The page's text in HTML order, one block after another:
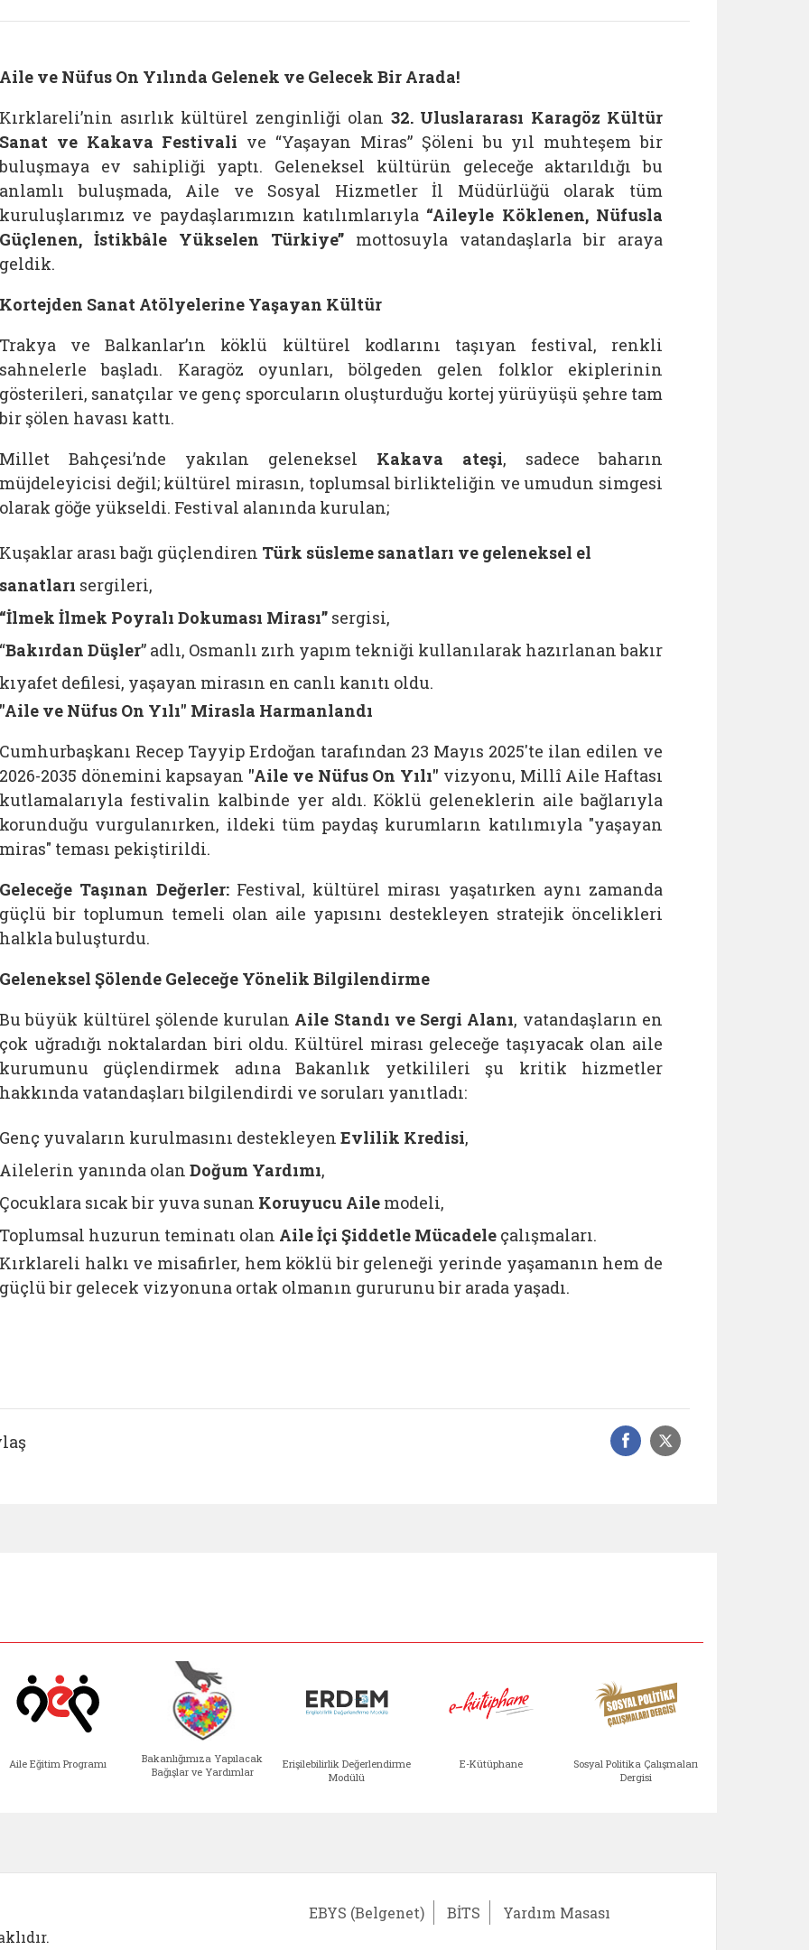
Aile ve Nüfus On Yılında Gelenek ve Gelecek Bir Arada!
Kırklareli’nin asırlık kültürel zenginliği olan 32. Uluslararası Karagöz Kültür
Sanat ve Kakava Festivali ve “Yaşayan Miras” Şöleni bu yıl muhteşem bir
buluşmaya ev sahipliği yaptı. Geleneksel kültürün geleceğe aktarıldığı bu
anlamlı buluşmada, Aile ve Sosyal Hizmetler İl Müdürlüğü olarak tüm
kuruluşlarımız ve paydaşlarımızın katılımlarıyla “Aileyle Köklenen, Nüfusla
Güçlenen, İstikbâle Yükselen Türkiye” mottosuyla vatandaşlarla bir araya
geldik.
Kortejden Sanat Atölyelerine Yaşayan Kültür
Trakya ve Balkanlar’ın köklü kültürel kodlarını taşıyan festival, renkli
sahnelerle başladı. Karagöz oyunları, bölgeden gelen folklor ekiplerinin
gösterileri, sanatçılar ve genç sporcuların oluşturduğu kortej yürüyüşü şehre tam
bir şölen havası kattı.
Millet Bahçesi’nde yakılan geleneksel Kakava ateşi, sadece baharın
müjdeleyicisi değil; kültürel mirasın, toplumsal birlikteliğin ve umudun simgesi
olarak göğe yükseldi. Festival alanında kurulan;
Kuşaklar arası bağı güçlendiren Türk süsleme sanatları ve geleneksel el
sanatları sergileri,
“İlmek İlmek Poyralı Dokuması Mirası” sergisi,
“Bakırdan Düşler” adlı, Osmanlı zırh yapım tekniği kullanılarak hazırlanan bakır
kıyafet defilesi, yaşayan mirasın en canlı kanıtı oldu.
"Aile ve Nüfus On Yılı" Mirasla Harmanlandı
Cumhurbaşkanı Recep Tayyip Erdoğan tarafından 23 Mayıs 2025'te ilan edilen ve
2026-2035 dönemini kapsayan "Aile ve Nüfus On Yılı" vizyonu, Millî Aile Haftası
kutlamalarıyla festivalin kalbinde yer aldı. Köklü geleneklerin aile bağlarıyla
korunduğu vurgulanırken, ildeki tüm paydaş kurumların katılımıyla "yaşayan
miras" teması pekiştirildi.
Geleceğe Taşınan Değerler:Festival, kültürel mirası yaşatırken aynı zamanda
güçlü bir toplumun temeli olan aile yapısını destekleyen stratejik öncelikleri
halkla buluşturdu.
Geleneksel Şölende Geleceğe Yönelik Bilgilendirme
Bu büyük kültürel şölende kurulan Aile Standı ve Sergi Alanı, vatandaşların en
çok uğradığı noktalardan biri oldu. Kültürel mirası geleceğe taşıyacak olan aile
kurumunu güçlendirmek adına Bakanlık yetkilileri şu kritik hizmetler
hakkında vatandaşları bilgilendirdi ve soruları yanıtladı:
Genç yuvaların kurulmasını destekleyen Evlilik Kredisi,
Ailelerin yanında olan Doğum Yardımı,
Çocuklara sıcak bir yuva sunan Koruyucu Aile modeli,
Toplumsal huzurun teminatı olan Aile İçi Şiddetle Mücadele çalışmaları.
Kırklareli halkı ve misafirler, hem köklü bir geleneği yerinde yaşamanın hem de
güçlü bir gelecek vizyonuna ortak olmanın gururunu bir arada yaşadı.
Facebook
Sosyal
Aile Eğitim Programı
Bakanlığımıza Yapılacak
Bağışlar ve Yardımlar
Erişilebilirlik Değerlendirme
Modülü
E-Kütüphane
Sosyal Politika Çalışmaları
Dergisi
EBYS (Belgenet) BİTS Yardım Masası